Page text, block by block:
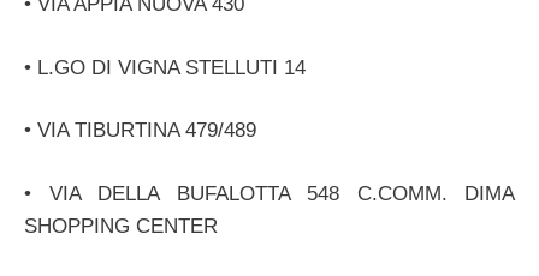
• L.GO DI VIGNA STELLUTI 14
• VIA TIBURTINA 479/489
• VIA DELLA BUFALOTTA 548 C.COMM. DIMA
SHOPPING CENTER